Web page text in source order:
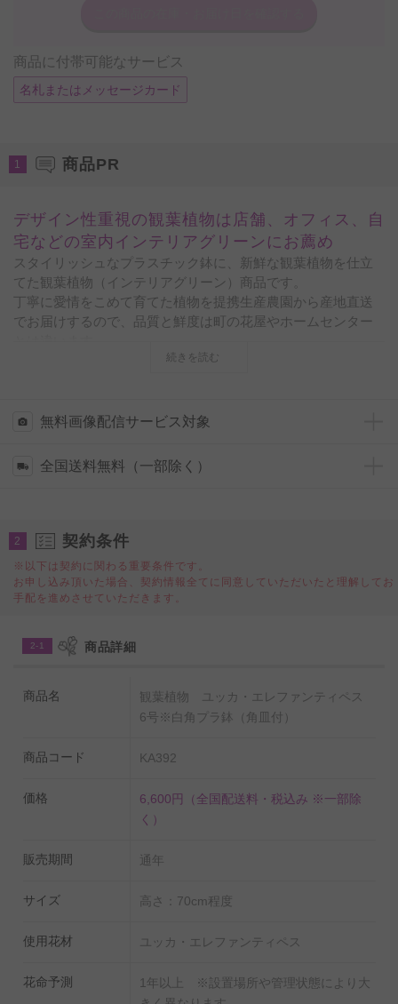
商品に付帯可能なサービス
名札またはメッセージカード
1 商品PR
デザイン性重視の観葉植物は店舗、オフィス、自
宅などの室内インテリアグリーンにお薦め
スタイリッシュなプラスチック鉢に、新鮮な観葉植物を仕立
てた観葉植物（インテリアグリーン）商品です。
丁寧に愛情をこめて育てた植物を提携生産農園から産地直送
でお届けするので、品質と鮮度は町の花屋やホームセンター
開店祝い、開業祝い、移転祝い、落成祝い、就任祝いなど、
寿・百寿・etc）、引越祝い、新築祝いなどのプライベートな
また、そのお洒落な見た目から、店舗、オフィス、ショール
ーム、リビング、ダイニング、エントランスなど、様々な室
開店祝い、開業祝い、移転祝いの定番観葉植物として人気の
ユッカ・エレファンティペスは、力強く伸びる若者を象徴し
勇壮や偉大といった花言葉を体現している、太く力強い幹、
剣のように鋭く天を向いた葉は、オフィスやお部屋のインテ
◆水やりチェッカーを無料でプレゼント！
の声にお応えし、
封しております。
使い方は鉢に挿すだけ。お届け先様にお手間はお掛けいたし
生産農家でも使われているIB化成肥料をお付けいたします。
いません。
続きを読む
無料画像配信サービス対象
全国送料無料（一部除く）
2 契約条件
※以下は契約に関わる重要条件です。
お申し込み頂いた場合、契約情報全てに同意していただいたと理解してお
手配を進めさせていただきます。
2-1 商品詳細
商品名
観葉植物 ユッカ・エレファンティペス
6号※白角プラ鉢（角皿付）
商品コード KA392
価格 6,600円
（全国配送料・税込み ※一部除
く）
販売期間 通年
サイズ 高さ：70cm程度
使用花材 ユッカ・エレファンティペス
花命予測
1年以上 ※設置場所や管理状態により大